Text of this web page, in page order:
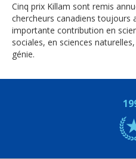
Cinq prix Killam sont remis
chercheurs canadiens toujours
importante contribution en
sociales, en sciences
génie.